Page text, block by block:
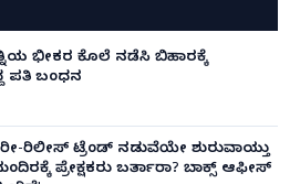
ಭೀಕರ ಕೊಲೆ ನಡೆಸಿ ಬಿಹಾರಕ್ಕೆ
ಪತಿ ಬಂಧನ
ರೀ-ರಿಲೀಸ್ ಟ್ರೆಂಡ್ ನಡುವೆಯೇ ಶುರುವಾಯ್ತು
ಪ್ರೇಕ್ಷಕರು ಬರ್ತಾರಾ? ಬಾಕ್ಸ್ ಆಫೀಸ್